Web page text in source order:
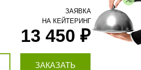
13 450 ₽
ЗАКАЗАТЬ
ЗАЯВКА
НА КЕЙТЕРИНГ